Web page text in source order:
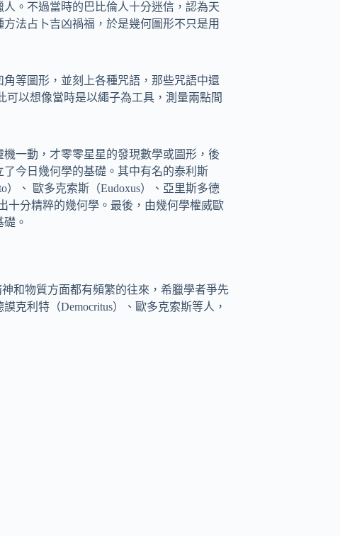
。不過當時的巴比倫人十分迷信，認為天
法占卜吉凶禍福，於是幾何圖形不只是用
等圖形，並刻上各種咒語，那些咒語中還
以想像當時是以繩子為工具，測量兩點間
一動，才零零星星的發現數學或圖形，後
今日幾何學的基礎。其中有名的泰利斯
）、 歐多克索斯（Eudoxus）、亞里斯多德
十分精粹的幾何學。最後，由幾何學權威歐
。
和物質方面都有頻繁的往來，希臘學者爭先
克利特（Democritus）、歐多克索斯等人，